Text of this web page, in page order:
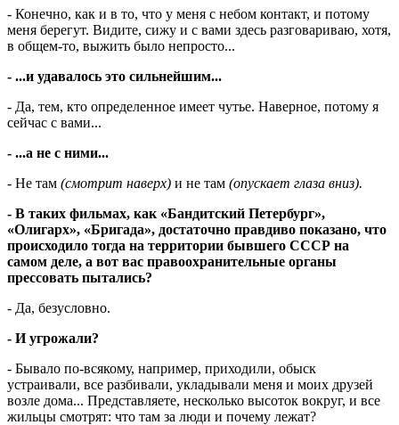
- Конечно, как и в то, что у меня с не­бом контакт, и потому
меня берегут. Ви­ди­те, сижу и с вами здесь разговариваю, хотя,
в общем-то, выжить было непросто...
- ...и удавалось это сильнейшим...
- Да, тем, кто определенное имеет чутье. Наверное, потому я
сейчас с вами...
- ...а не с ними...
- Не там (смотрит наверх) и не там (опус­кает глаза вниз).
- В таких фильмах, как «Бандитский Петербург»,
«Олигарх», «Бригада», до­статочно правдиво показано, что
происходило тогда на территории бывшего СССР на
самом деле, а вот вас правоохранительные органы
прессовать пытались?
- Да, безусловно.
- И угрожали?
- Бывало по-всякому, например, приходили, обыск
устраивали, все разбивали, укладывали меня и моих друзей
возле дома... Представляете, несколько высоток вокруг, и все
жильцы смотрят: что там за люди и почему лежат?